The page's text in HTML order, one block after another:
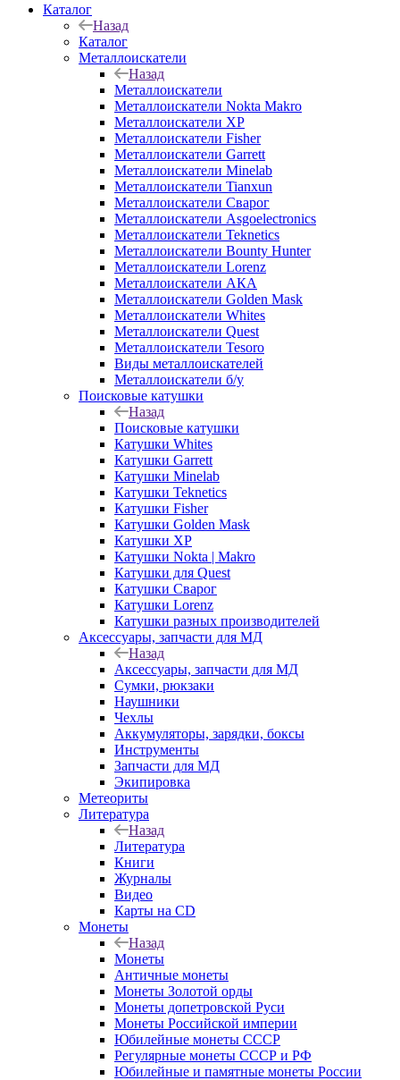
Каталог
Назад
Каталог
Металлоискатели
Назад
Металлоискатели
Металлоискатели Nokta Makro
Металлоискатели XP
Металлоискатели Fisher
Металлоискатели Garrett
Металлоискатели Minelab
Металлоискатели Tianxun
Металлоискатели Сварог
Металлоискатели Asgoelectronics
Металлоискатели Teknetics
Металлоискатели Bounty Hunter
Металлоискатели Lorenz
Металлоискатели АКА
Металлоискатели Golden Mask
Металлоискатели Whites
Металлоискатели Quest
Металлоискатели Tesoro
Виды металлоискателей
Металлоискатели б/у
Поисковые катушки
Назад
Поисковые катушки
Катушки Whites
Катушки Garrett
Катушки Minelab
Катушки Teknetics
Катушки Fisher
Катушки Golden Mask
Катушки XP
Катушки Nokta | Makro
Катушки для Quest
Катушки Сварог
Катушки Lorenz
Катушки разных производителей
Аксессуары, запчасти для МД
Назад
Аксессуары, запчасти для МД
Сумки, рюкзаки
Наушники
Чехлы
Аккумуляторы, зарядки, боксы
Инструменты
Запчасти для МД
Экипировка
Метеориты
Литература
Назад
Литература
Книги
Журналы
Видео
Карты на CD
Монеты
Назад
Монеты
Античные монеты
Монеты Золотой орды
Монеты допетровской Руси
Монеты Российской империи
Юбилейные монеты СССР
Регулярные монеты СССР и РФ
Юбилейные и памятные монеты России